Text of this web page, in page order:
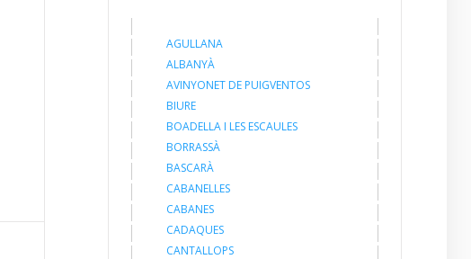
AGULLANA
ALBANYÀ
AVINYONET DE PUIGVENTOS
BIURE
BOADELLA I LES ESCAULES
BORRASSÀ
BASCARÀ
CABANELLES
CABANES
CADAQUES
CANTALLOPS